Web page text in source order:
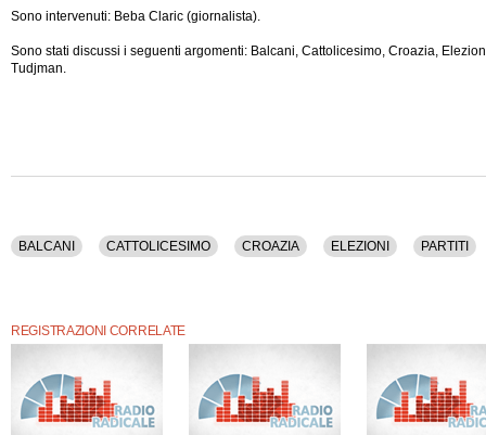
Sono intervenuti: Beba Claric (giornalista).
Sono stati discussi i seguenti argomenti: Balcani, Cattolicesimo, Croazia,
Tudjman.
BALCANI CATTOLICESIMO CROAZIA ELEZIONI PARTITI
REGISTRAZIONI CORRELATE